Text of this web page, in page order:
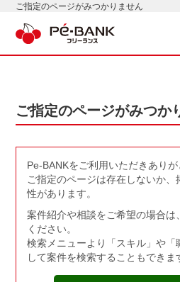
ご指定のページがみつかりません
ご指定のページがみつか
Pe-BANKをご利用いただきありが
ご指定のページは存在しないか
性があります。
案件紹介や相談をご希望の場合
ください。
検索メニューより「スキル」や「
して案件を検索することもできま